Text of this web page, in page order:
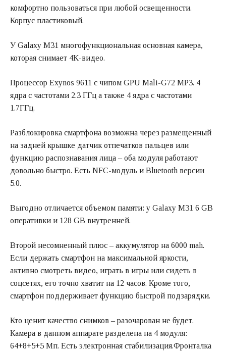
комфортно пользоваться при любой освещенности.
Корпус пластиковый.
У Galaxy M31 многофункциональная основная камера,
которая снимает 4K-видео.
Процессор Exynos 9611 с чипом GPU Mali-G72 MP3. 4
ядра с частотами 2.3 ГГц а также 4 ядра с частотами
1.7ГГц.
Разблокировка смартфона возможна через размещенный
на задней крышке датчик отпечатков пальцев или
функцию распознавания лица – оба модуля работают
довольно быстро. Есть NFC-модуль и Bluetooth версии
5.0.
Выгодно отличается объемом памяти: у Galaxy M31 6 GB
оперативки и 128 GB внутренней.
Второй несомненный плюс – аккумулятор на 6000 mah.
Если держать смартфон на максимальной яркости,
активно смотреть видео, играть в игры или сидеть в
соцсетях, его точно хватит на 12 часов. Кроме того,
смартфон поддерживает функцию быстрой подзарядки.
Кто ценит качество снимков – разочарован не будет.
Камера в данном аппарате разделена на 4 модуля:
64+8+5+5 Мп. Есть электронная стабилизация.Фронталка